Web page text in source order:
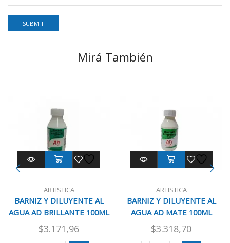
Mirá También
ARTISTICA
BARNIZ Y DILUYENTE AL
AGUA AD BRILLANTE 100ML
$3.171,96
ARTISTICA
BARNIZ Y DILUYENTE AL
AGUA AD MATE 100ML
$3.318,70